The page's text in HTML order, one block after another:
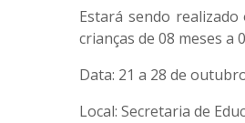
Estará sendo realizado
crianças de 08 meses a
Data: 21 a 28 de
Local: Secretaria de